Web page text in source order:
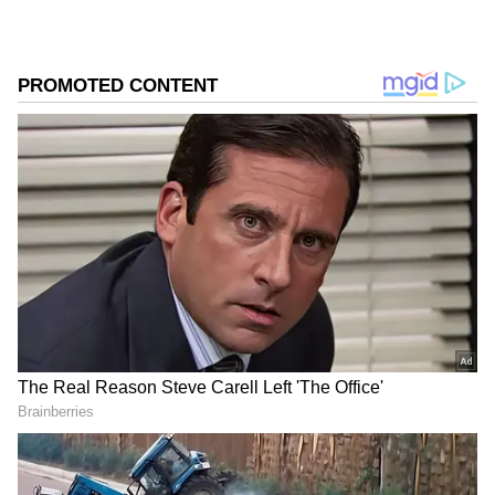
DOWNLOAD APP
ವ್ಯವಹಾರ (
ಬ್ಯಾಂಕಿಂಗ್ (Banking News), ಹಣಕಾಸು, ಭಾರತೀಯ
ಆರ್ಥಿಕತೆ, ಜಾಗತಿಕ ಮಾರುಕಟ್ಟೆ,ಷೇರು ಮಾರುಕಟ್ಟೆ,